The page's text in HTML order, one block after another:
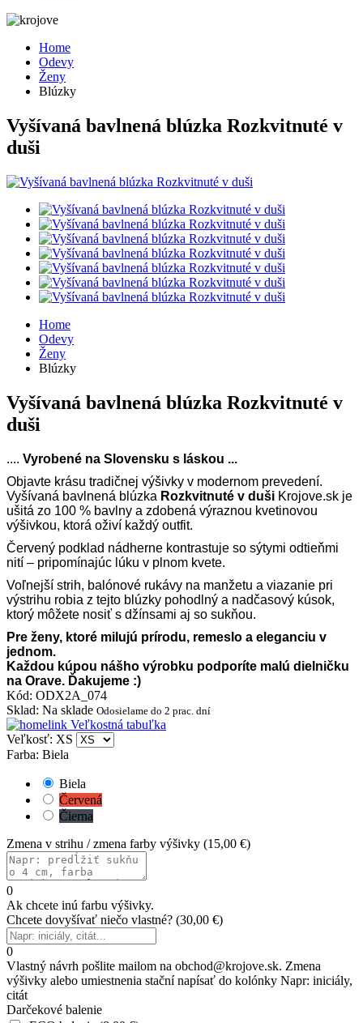
Home
Odevy
Ženy
Blúzky
Vyšívaná bavlnená blúzka Rozkvitnuté v
duši
Home
Odevy
Ženy
Blúzky
Vyšívaná bavlnená blúzka Rozkvitnuté v
duši
.... Vyrobené na Slovensku s láskou ...
Objavte krásu tradičnej výšivky v modernom prevedení.
Vyšívaná bavlnená blúzka Rozkvitnuté v duši Krojove.sk je
ušitá zo 100 % bavlny a zdobená výraznou kvetinovou
výšivkou, ktorá oživí každý outfit.
Červený podklad nádherne kontrastuje so sýtymi odtieňmi
nití – pripomínajúc lúku v plnom kvete.
Voľnejší strih, balónové rukávy na manžetu a viazanie pri
výstrihu robia z tejto blúzky pohodlný a nadčasový kúsok,
ktorý môžete nosiť s džínsami aj so sukňou.
Pre ženy, ktoré milujú prírodu, remeslo a eleganciu v
jednom.
Každou kúpou nášho výrobku podporíte malú dielničku
na Orave. Ďakujeme :)
Kód: ODX2A_074
Sklad: Na sklade Odosielame do 2 prac. dní
Veľkostná tabuľka
Veľkosť: XS
Farba: Biela
Biela
Červená
Čierna
Zmena v strihu / zmena farby výšivky (15,00 €)
0
Ak chcete inú farbu výšivky.
Chcete dovyšívať niečo vlastné? (30,00 €)
0
Vlastný návrh pošlite mailom na obchod@krojove.sk. Zmena
výšivky alebo umiestnenia stační napísať do kolónky Napr: iniciály,
citát
Darčekové balenie